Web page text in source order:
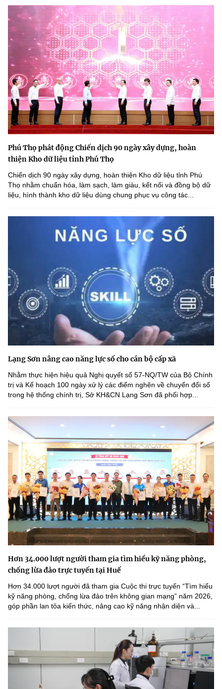
Phú Thọ phát động Chiến dịch 90 ngày xây dựng, hoàn
thiện Kho dữ liệu tỉnh Phú Thọ
Chiến dịch 90 ngày xây dựng, hoàn thiện Kho dữ liệu tỉnh Phú
Thọ nhằm chuẩn hóa, làm sạch, làm giàu, kết nối và đồng bộ dữ
liệu, hình thành kho dữ liệu dùng chung phục vụ công tác...
Lạng Sơn nâng cao năng lực số cho cán bộ cấp xã
Nhằm thực hiện hiệu quả Nghị quyết số 57-NQ/TW của Bộ Chính
trị và Kế hoạch 100 ngày xử lý các điểm nghẽn về chuyển đổi số
trong hệ thống chính trị, Sở KH&CN Lạng Sơn đã phối hợp...
Hơn 34.000 lượt người tham gia tìm hiểu kỹ năng phòng,
chống lừa đảo trực tuyến tại Huế
Hơn 34.000 lượt người đã tham gia Cuộc thi trực tuyến “Tìm hiểu
kỹ năng phòng, chống lừa đảo trên không gian mạng” năm 2026,
góp phần lan tỏa kiến thức, nâng cao kỹ năng nhận diện và...